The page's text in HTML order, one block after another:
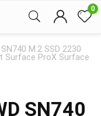
0
M.2 SSD 2230
Surface ProX Surface
SN740